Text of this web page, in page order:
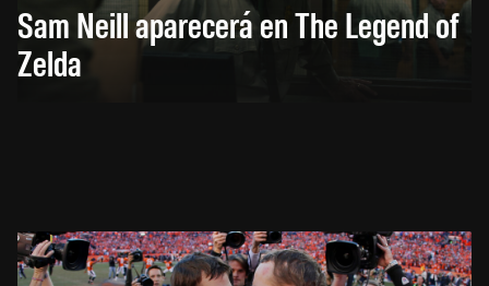
Sam Neill aparecerá en The Legend of
Zelda